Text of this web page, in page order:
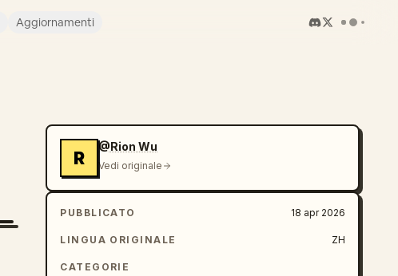
Aggiornamenti
R
@Rion Wu
Vedi originale
PUBBLICATO 18 apr 2026
LINGUA ORIGINALE ZH
CATEGORIE